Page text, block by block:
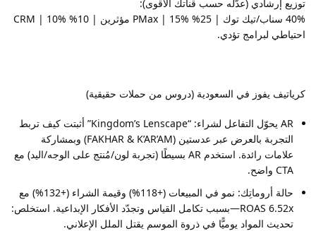
توزيع إرشادي (عدّله حسب قناتك الأقوى):
40% سناب/تيك توك | 25% PMax | 15% مؤثرين | 10% CRM | 10%
احتياطي لبرامج تؤدي.
كرياتيف يفوز في السعودية (دروس من حملات حقيقية)
AR يحوّل التفاعل لشراء: “Kingdom’s Lenscape” أثبتت كيف تربط
التجربة بالعرض عبر عدستين (FAKHAR & K’AR’AM) وبمشاركة
علامات رائدة. استخدم AR بسيطًا (تجربة لون/مُنتج على الوجه/اليد) مع
CTA واضح.
حالة أروماتِك: نمو في المبيعات (+118%) وقيمة الشراء (+132%) مع
ROAS 6.52x—بسبب تكامل القياس وتجدّد الأفكار الإبداعية. استخلص:
تحديث المواد يوميًّا في ذروة الموسم يقتل الملل الإعلاني.